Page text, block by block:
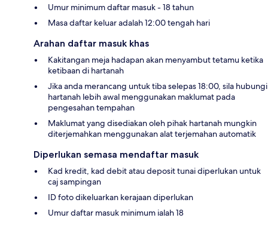
Umur minimum daftar masuk - 18 tahun
Masa daftar keluar adalah 12:00 tengah hari
Arahan daftar masuk khas
Kakitangan meja hadapan akan menyambut tetamu ketika
ketibaan di hartanah
Jika anda merancang untuk tiba selepas 18:00, sila hubungi
hartanah lebih awal menggunakan maklumat pada
pengesahan tempahan
Maklumat yang disediakan oleh pihak hartanah mungkin
diterjemahkan menggunakan alat terjemahan automatik
Diperlukan semasa mendaftar masuk
Kad kredit, kad debit atau deposit tunai diperlukan untuk
caj sampingan
ID foto dikeluarkan kerajaan diperlukan
Umur daftar masuk minimum ialah 18